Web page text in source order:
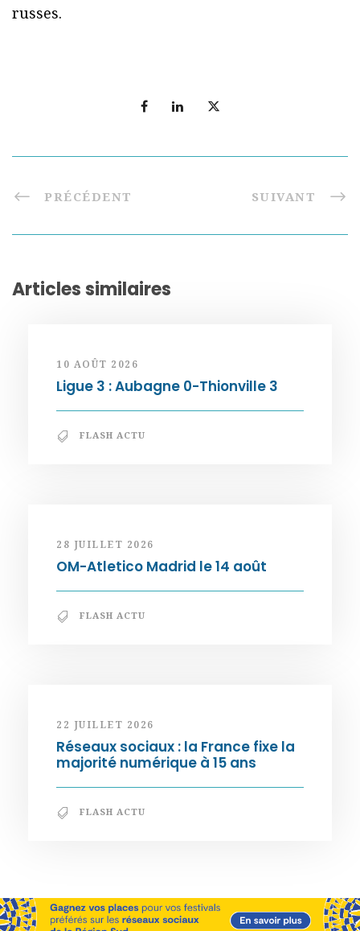
russes.
PRÉCÉDENT SUIVANT
Articles similaires
10 AOÛT 2026
Ligue 3 : Aubagne 0-Thionville 3
FLASH ACTU
28 JUILLET 2026
OM-Atletico Madrid le 14 août
FLASH ACTU
22 JUILLET 2026
Réseaux sociaux : la France fixe la
majorité numérique à 15 ans
FLASH ACTU